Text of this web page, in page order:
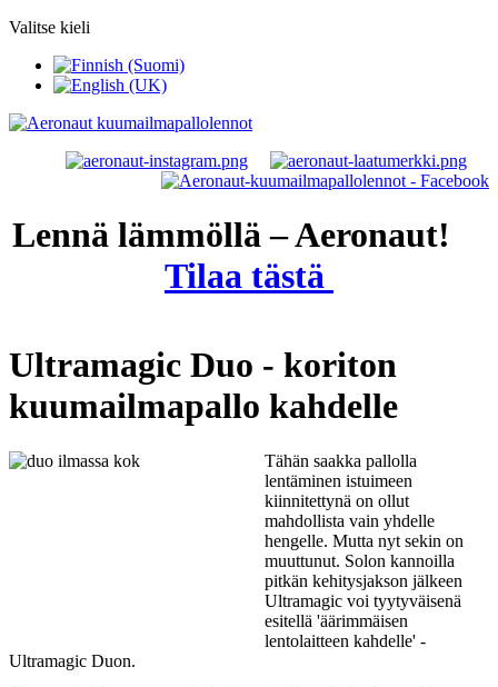
Valitse kieli
Lennä lämmöllä – Aeronaut!
Tilaa tästä
Ultramagic Duo - koriton
kuumailmapallo kahdelle
Tähän saakka pallolla
lentäminen istuimeen
kiinnitettynä on ollut
mahdollista vain yhdelle
hengelle. Mutta nyt sekin on
muuttunut. Solon kannoilla
pitkän kehitysjakson jälkeen
Ultramagic voi tyytyväisenä
esitellä 'äärimmäisen
lentolaitteen kahdelle' -
Ultramagic Duon.